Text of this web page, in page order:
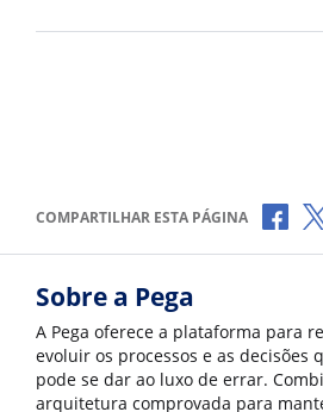
COMPARTILHAR ESTA PÁGINA
Sobre a Pega
A Pega oferece a plataforma para
evoluir os processos e as decisões
pode se dar ao luxo de errar.
arquitetura comprovada para